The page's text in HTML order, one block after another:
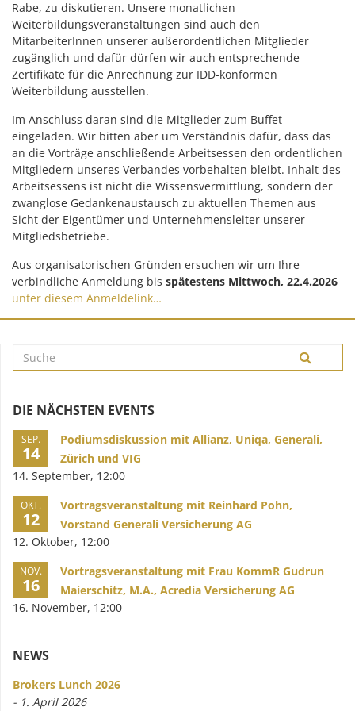
Rabe, zu diskutieren. Unsere monatlichen
Weiterbildungsveranstaltungen sind auch den
MitarbeiterInnen unserer außerordentlichen Mitglieder
zugänglich und dafür dürfen wir auch entsprechende
Zertifikate für die Anrechnung zur IDD-konformen
Weiterbildung ausstellen.
Im Anschluss daran sind die Mitglieder zum Buffet
eingeladen. Wir bitten aber um Verständnis dafür, dass das
an die Vorträge anschließende Arbeitsessen den ordentlichen
Mitgliedern unseres Verbandes vorbehalten bleibt. Inhalt des
Arbeitsessens ist nicht die Wissensvermittlung, sondern der
zwanglose Gedankenaustausch zu aktuellen Themen aus
Sicht der Eigentümer und Unternehmensleiter unserer
Mitgliedsbetriebe.
Aus organisatorischen Gründen ersuchen wir um Ihre
verbindliche Anmeldung bis spätestens Mittwoch, 22.4.2026
unter diesem Anmeldelink…
DIE NÄCHSTEN EVENTS
SEP.
14
Podiumsdiskussion mit Allianz, Uniqa, Generali,
Zürich und VIG
14. September, 12:00
OKT.
12
Vortragsveranstaltung mit Reinhard Pohn,
Vorstand Generali Versicherung AG
12. Oktober, 12:00
NOV.
16
Vortragsveranstaltung mit Frau KommR Gudrun
Maierschitz, M.A., Acredia Versicherung AG
16. November, 12:00
NEWS
Brokers Lunch 2026
- 1. April 2026